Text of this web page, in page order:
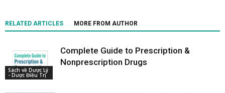
RELATED ARTICLES MORE FROM AUTHOR
Sách về Dược Lý
- Dược Điều Trị
Complete Guide to Prescription &
Nonprescription Drugs